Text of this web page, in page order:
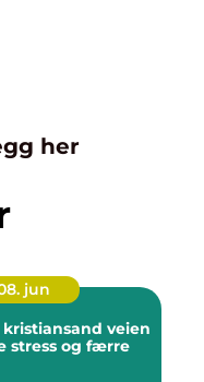
her
jun
veien
stress og færre